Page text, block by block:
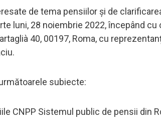
de tema pensiilor și de
luni, 28 noiembrie 2022, începând
40, 00197, Roma, cu
subiecte:
CNPP Sistemul public de pensii din